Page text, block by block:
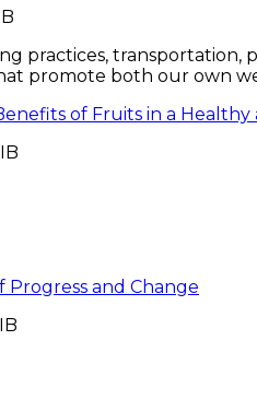
of Fruits in a Healthy
Progress and Change